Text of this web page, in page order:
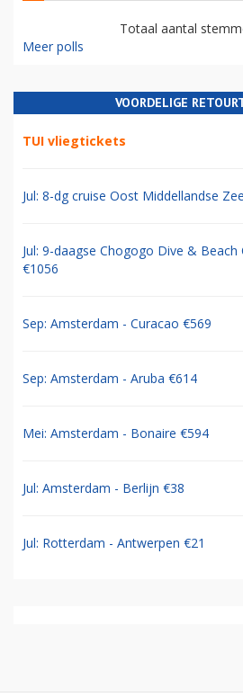
Totaal aantal
Meer polls
VOORDELIGE
TUI vliegtickets
Jul: 8-dg cruise Oost Middellandse
Jul: 9-daagse Chogogo Dive & Beach
€1056
Sep: Amsterdam - Curacao €569
Sep: Amsterdam - Aruba €614
Mei: Amsterdam - Bonaire €594
Jul: Amsterdam - Berlijn €38
Jul: Rotterdam - Antwerpen €21